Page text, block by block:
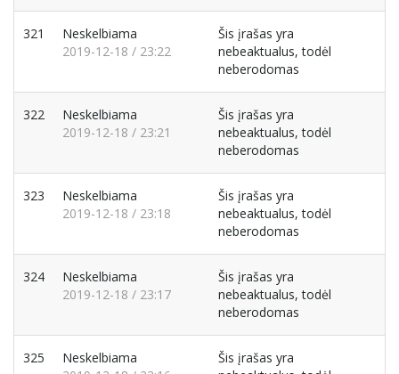
321
Neskelbiama
2019-12-18 / 23:22
Šis įrašas yra
nebeaktualus, todėl
neberodomas
322
Neskelbiama
2019-12-18 / 23:21
Šis įrašas yra
nebeaktualus, todėl
neberodomas
323
Neskelbiama
2019-12-18 / 23:18
Šis įrašas yra
nebeaktualus, todėl
neberodomas
324
Neskelbiama
2019-12-18 / 23:17
Šis įrašas yra
nebeaktualus, todėl
neberodomas
325
Neskelbiama
Šis įrašas yra